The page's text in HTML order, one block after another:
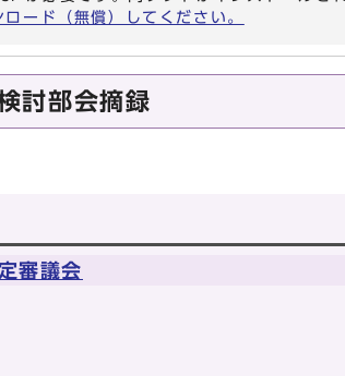
ド（無償）してください。
討部会摘録
審議会